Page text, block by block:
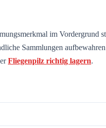
im Vordergrund
Sammlungen
Fliegenpilz richtig lagern.